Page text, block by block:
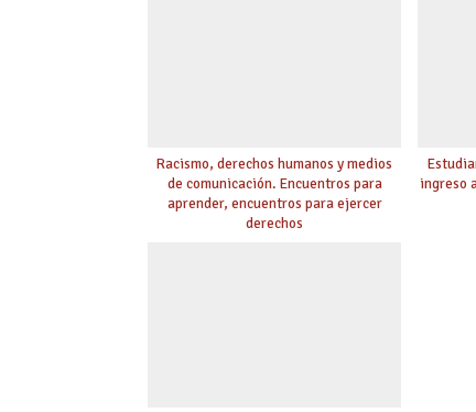
Racismo, derechos humanos y medios
de comunicación. Encuentros para
aprender, encuentros para ejercer
derechos
ingreso